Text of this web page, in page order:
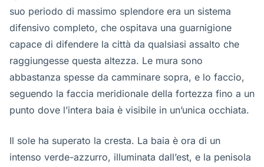
suo periodo di massimo splendore era un sistema
difensivo completo, che ospitava una guarnigione
capace di difendere la città da qualsiasi assalto che
raggiungesse questa altezza. Le mura sono
abbastanza spesse da camminare sopra, e lo faccio,
seguendo la faccia meridionale della fortezza fino a un
punto dove l’intera baia è visibile in un’unica occhiata.
Il sole ha superato la cresta. La baia è ora di un
intenso verde-azzurro, illuminata dall’est, e la penisola